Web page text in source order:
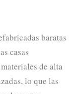
baratas
casas
de alta
lo que las